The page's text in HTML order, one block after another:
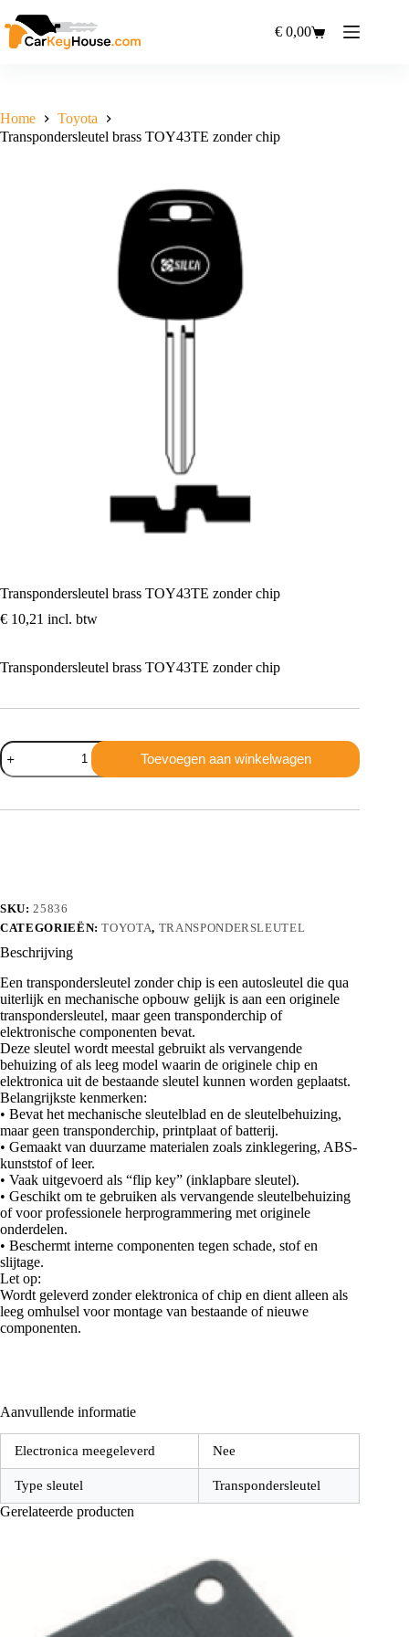
naar
de
Winkelwagen
€ 0,00
Home
Toyota
Transpondersleutel brass TOY43TE zonder chip
Transpondersleutel brass TOY43TE zonder chip
€ 10,21 incl. btw
Transpondersleutel brass TOY43TE zonder chip
Transpondersleutel
brass
TOY43TE
chip
Toevoegen aan winkelwagen
SKU:25836
CATEGORIEËN:TOYOTA, TRANSPONDERSLEUTEL
Beschrijving
Een transpondersleutel zonder chip is een autosleutel die qua
uiterlijk en mechanische opbouw gelijk is aan een originele
transpondersleutel, maar geen transponderchip of
elektronische componenten bevat.
Deze sleutel wordt meestal gebruikt als vervangende
behuizing of als leeg model waarin de originele chip en
elektronica uit de bestaande sleutel kunnen worden geplaatst.
Belangrijkste kenmerken:
• Bevat het mechanische sleutelblad en de sleutelbehuizing,
maar geen transponderchip, printplaat of batterij.
• Gemaakt van duurzame materialen zoals zinklegering, ABS-
kunststof of leer.
• Vaak uitgevoerd als “flip key” (inklapbare sleutel).
• Geschikt om te gebruiken als vervangende sleutelbehuizing
of voor professionele herprogrammering met originele
onderdelen.
• Beschermt interne componenten tegen schade, stof en
slijtage.
Let op:
Wordt geleverd zonder elektronica of chip en dient alleen als
leeg omhulsel voor montage van bestaande of nieuwe
componenten.
Aanvullende informatie
Electronica meegeleverd Nee
Type sleutel Transpondersleutel
Gerelateerde producten